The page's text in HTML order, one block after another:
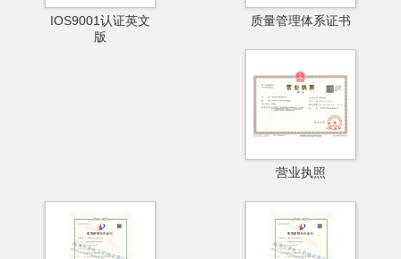
IOS9001认证英文
版
质量管理体系证书
营业执照